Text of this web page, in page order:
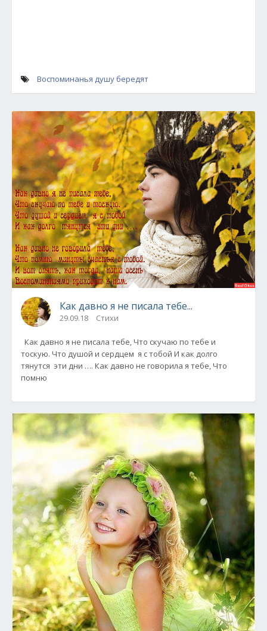
Воспоминанья душу бередят
Как давно я не писала тебе...
29.09.18 Стихи
Как давно я не писала тебе, Что скучаю по тебе и
тоскую. Что душой и сердцем я с тобой И как долго
тянутся эти дни …. Как давно не говорила я тебе, Что
помню